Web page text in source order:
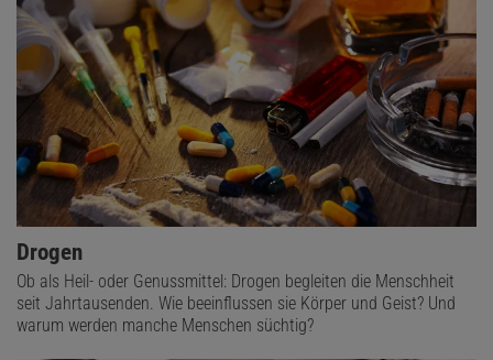
Drogen
Ob als Heil- oder Genussmittel: Drogen begleiten die Menschheit
seit Jahrtausenden. Wie beeinflussen sie Körper und Geist? Und
warum werden manche Menschen süchtig?